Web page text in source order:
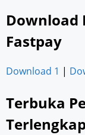
Download
Fastpay
Download 1 |
Terbuka